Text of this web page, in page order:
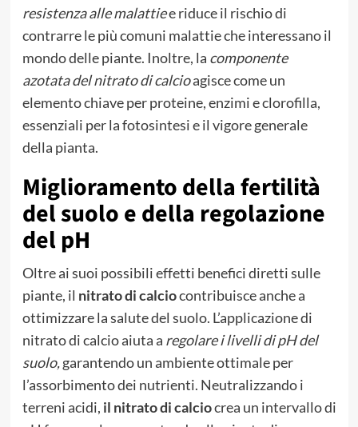
resistenza alle malattiee riduce il rischio di
contrarre le più comuni malattie che interessano il
mondo delle piante. Inoltre, la componente
azotata del nitrato di calcioagisce come un
elemento chiave per proteine, enzimi e clorofilla,
essenziali per la fotosintesi e il vigore generale
della pianta.
Miglioramento della fertilità
del suolo e della regolazione
del pH
Oltre ai suoi possibili effetti benefici diretti sulle
piante, il nitrato di calciocontribuisce anche a
ottimizzare la salute del suolo. L’applicazione di
nitrato di calcio aiuta a regolare i livelli di pH del
suolo,garantendo un ambiente ottimale per
l’assorbimento dei nutrienti. Neutralizzando i
terreni acidi, il nitrato di calciocrea un intervallo di